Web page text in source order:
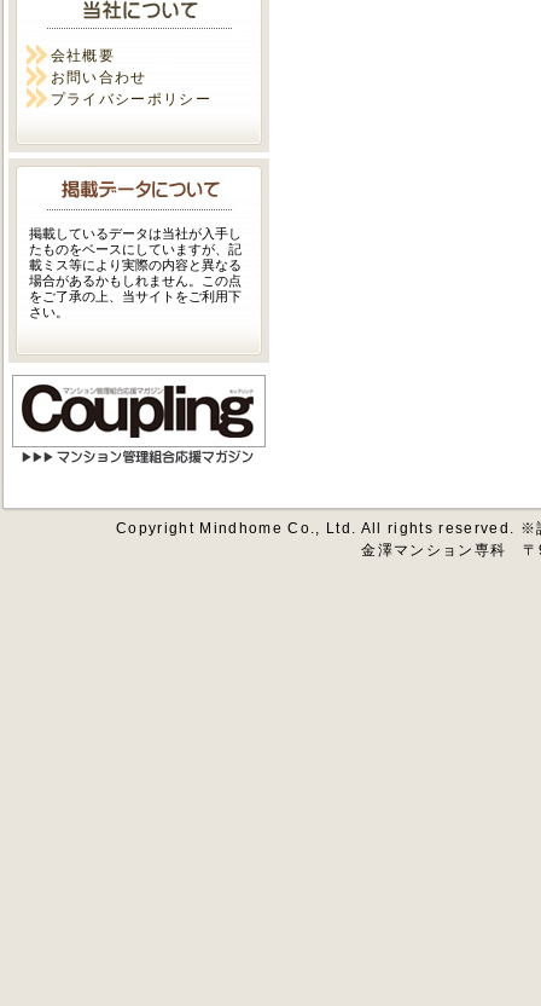
会社概要
お問い合わせ
プライバシーポリシー
掲載しているデータは当社が入手し
たものをベースにしていますが、記
載ミス等により実際の内容と異なる
場合があるかもしれません。この点
をご了承の上、当サイトをご利用下
さい。
Copyright Mindhome Co., Ltd. All rights reserved. ※許
金澤マンション専科